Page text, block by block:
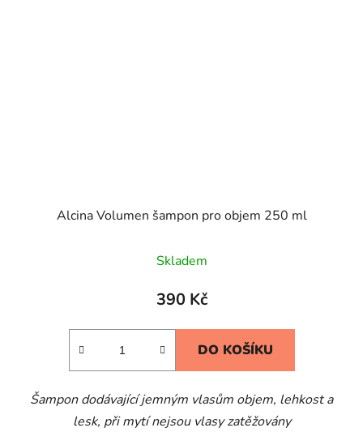
Alcina Volumen šampon pro objem 250 ml
Skladem
390 Kč
DO KOŠÍKU
Šampon dodávající jemným vlasům objem, lehkost a
lesk, při mytí nejsou vlasy zatěžovány